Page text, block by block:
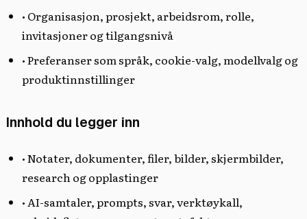
• Organisasjon, prosjekt, arbeidsrom, rolle,
invitasjoner og tilgangsnivå
• Preferanser som språk, cookie-valg, modellvalg og
produktinnstillinger
Innhold du legger inn
• Notater, dokumenter, filer, bilder, skjermbilder,
research og opplastinger
• AI-samtaler, prompts, svar, verktøykall,